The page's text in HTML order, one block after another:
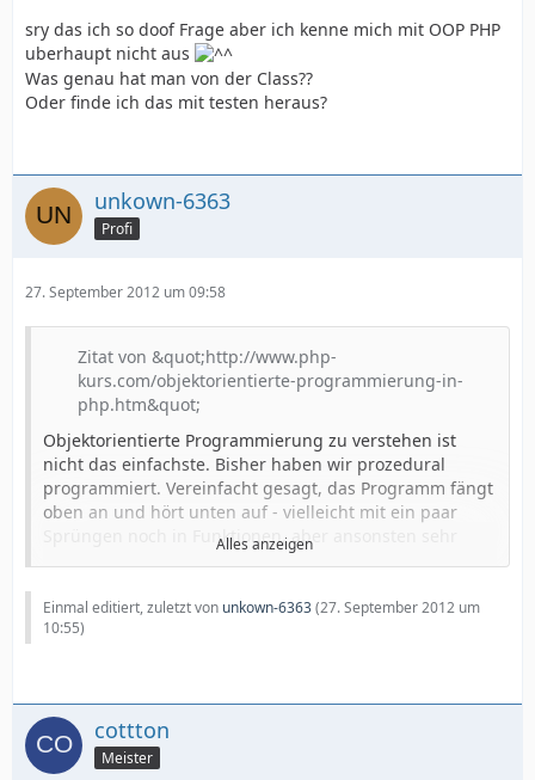
sry das ich so doof Frage aber ich kenne mich mit OOP PHP
uberhaupt nicht aus
Was genau hat man von der Class??
Oder finde ich das mit testen heraus?
unkown-6363
Profi
27. September 2012 um 09:58
Zitat von &quot;http://www.php-
kurs.com/objektorientierte-programmierung-in-
php.htm&quot;
Objektorientierte Programmierung zu verstehen ist
nicht das einfachste. Bisher haben wir prozedural
programmiert. Vereinfacht gesagt, das Programm fängt
oben an und hört unten auf - vielleicht mit ein paar
Sprüngen noch in Funktionen, aber ansonsten sehr
Bei der Objektorientierten Programmierung ist die
Zielsetzung, dass
der Quellcode übersichtlicher wird
zukünftige Erweiterungen einfach werden.
Alles anzeigen
Einmal editiert, zuletzt von unkown-6363(27. September 2012 um
10:55)
cottton
Meister